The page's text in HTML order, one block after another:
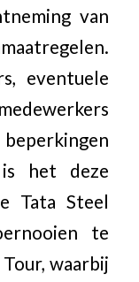
van
eventuele
het deze
Tata Steel
te
waarbij